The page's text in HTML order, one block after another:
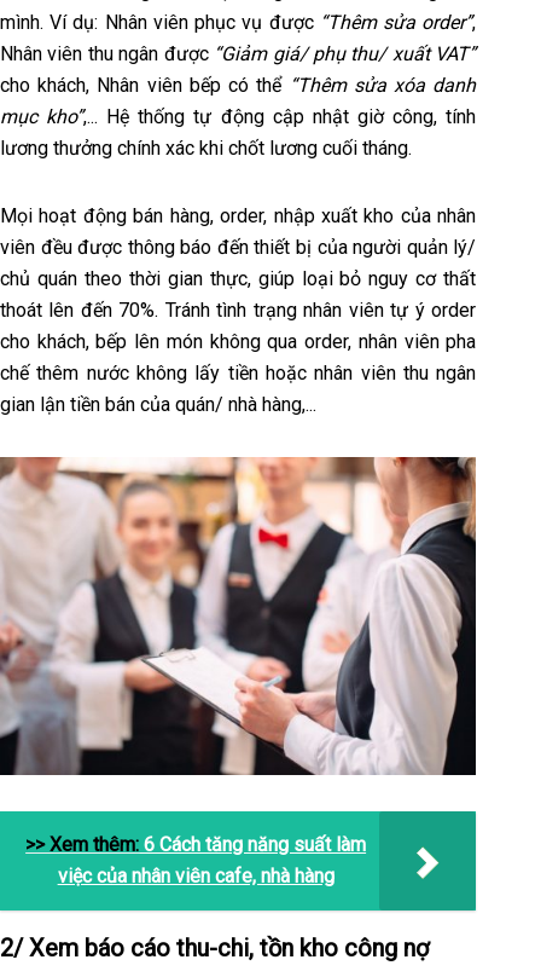
mình. Ví dụ: Nhân viên phục vụ được “Thêm sửa order”,
Nhân viên thu ngân được “Giảm giá/ phụ thu/ xuất VAT”
cho khách, Nhân viên bếp có thể “Thêm sửa xóa danh
mục kho”,... Hệ thống tự động cập nhật giờ công, tính
lương thưởng chính xác khi chốt lương cuối tháng.
Mọi hoạt động bán hàng, order, nhập xuất kho của nhân
viên đều được thông báo đến thiết bị của người quản lý/
chủ quán theo thời gian thực, giúp loại bỏ nguy cơ thất
thoát lên đến 70%. Tránh tình trạng nhân viên tự ý order
cho khách, bếp lên món không qua order, nhân viên pha
chế thêm nước không lấy tiền hoặc nhân viên thu ngân
gian lận tiền bán của quán/ nhà hàng,...
>> Xem thêm: 6 Cách tăng năng suất làm
việc của nhân viên cafe, nhà hàng
2/ Xem báo cáo thu-chi, tồn kho công nợ